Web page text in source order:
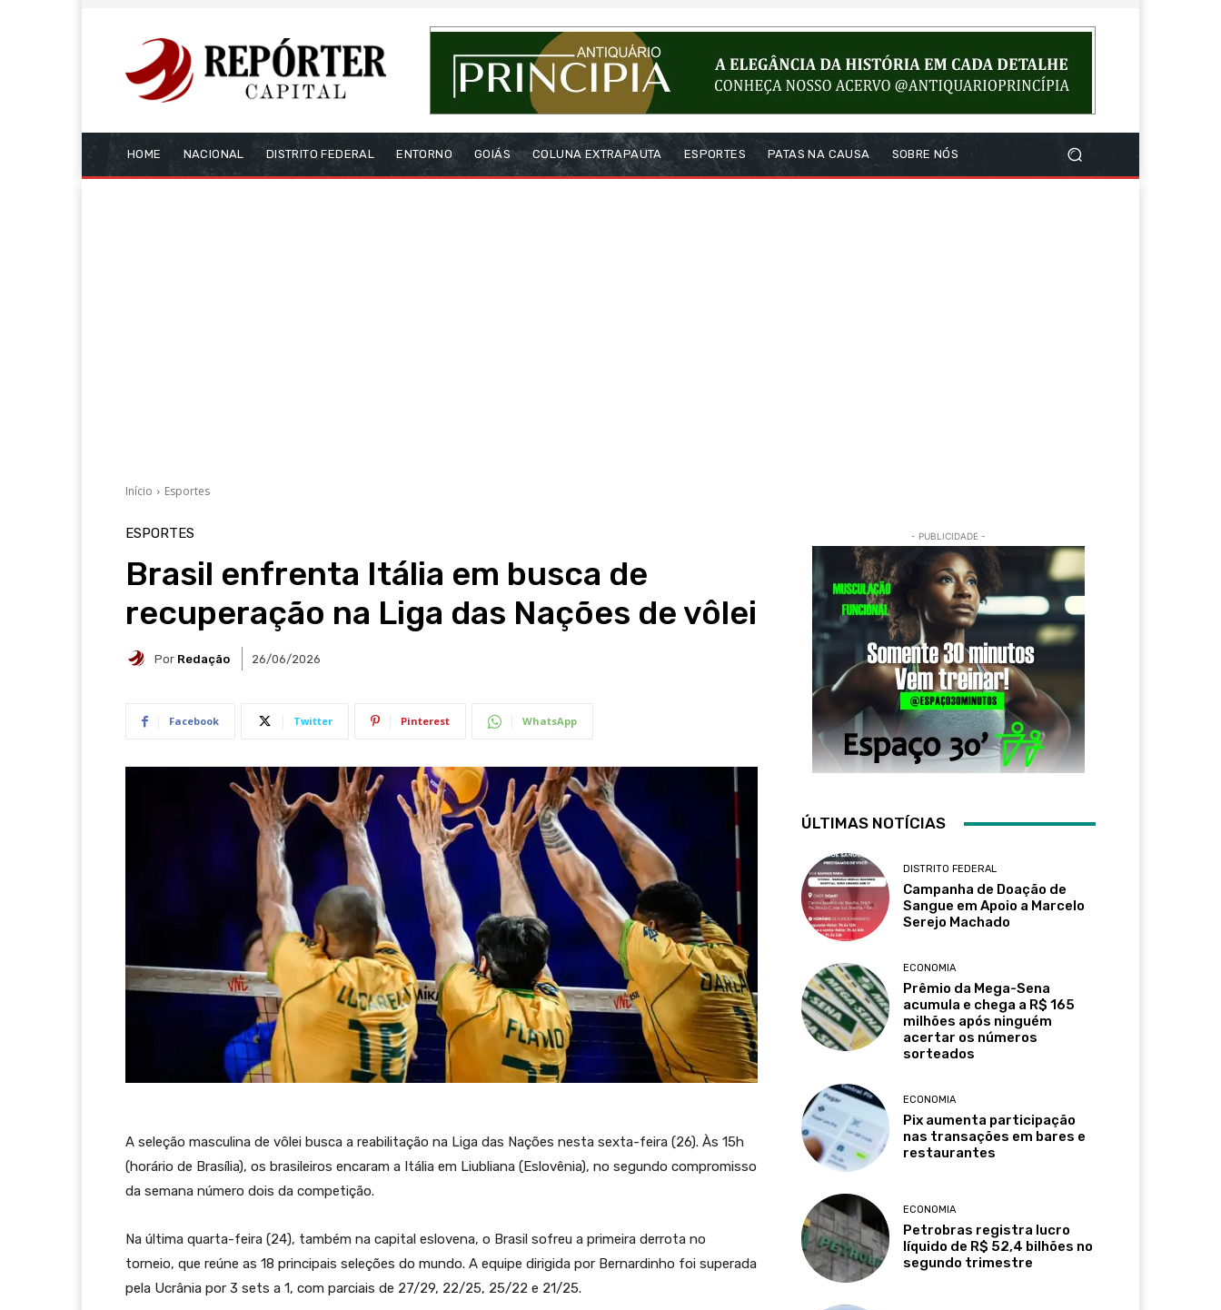
HOME NACIONAL DISTRITO FEDERAL ENTORNO GOIÁS COLUNA EXTRAPAUTA ESPORTES PATAS NA CAUSA SOBRE NÓS
Início Esportes
ESPORTES
Brasil enfrenta Itália em busca de
recuperação na Liga das Nações de vôlei
Por Redação 26/06/2026
Facebook Twitter Pinterest WhatsApp
A seleção masculina de vôlei busca a reabilitação na Liga das Nações nesta sexta-feira (26). Às 15h
(horário de Brasília), os brasileiros encaram a Itália em Liubliana (Eslovênia), no segundo compromisso
da semana número dois da competição.
Na última quarta-feira (24), também na capital eslovena, o Brasil sofreu a primeira derrota no
torneio, que reúne as 18 principais seleções do mundo. A equipe dirigida por Bernardinho foi superada
pela Ucrânia por 3 sets a 1, com parciais de 27/29, 22/25, 25/22 e 21/25.
- PUBLICIDADE -
ÚLTIMAS NOTÍCIAS
DISTRITO FEDERAL
Campanha de Doação de
Sangue em Apoio a Marcelo
Serejo Machado
ECONOMIA
Prêmio da Mega-Sena
acumula e chega a R$ 165
milhões após ninguém
acertar os números
sorteados
ECONOMIA
Pix aumenta participação
nas transações em bares e
restaurantes
ECONOMIA
Petrobras registra lucro
líquido de R$ 52,4 bilhões no
segundo trimestre